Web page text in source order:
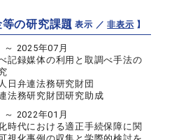
の研究課題【 表示 ／非表示 】
～ 2025年07月
記録媒体の利用と取調べ手法の
日弁連法務研究財団
法務研究財団研究助成
～ 2022年01月
時代における適正手続保障に関